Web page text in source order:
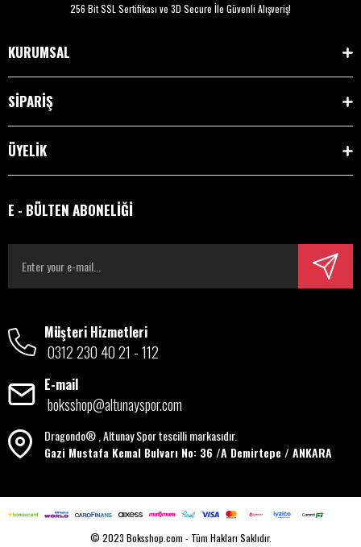
256 Bit SSL Sertifikası ve 3D Secure İle Güvenli Alışveriş!
KURUMSAL
SİPARİŞ
ÜYELİK
E - BÜLTEN ABONELİĞİ
Müşteri Hizmetleri
0312 230 40 21 - 112
E-mail
boksshop@altunayspor.com
Dragondo® , Altunay Spor tescilli markasıdır.
Gazi Mustafa Kemal Bulvarı No: 36 /A Demirtepe / ANKARA
© 2023 Boksshop.com - Tüm Hakları Saklıdır.